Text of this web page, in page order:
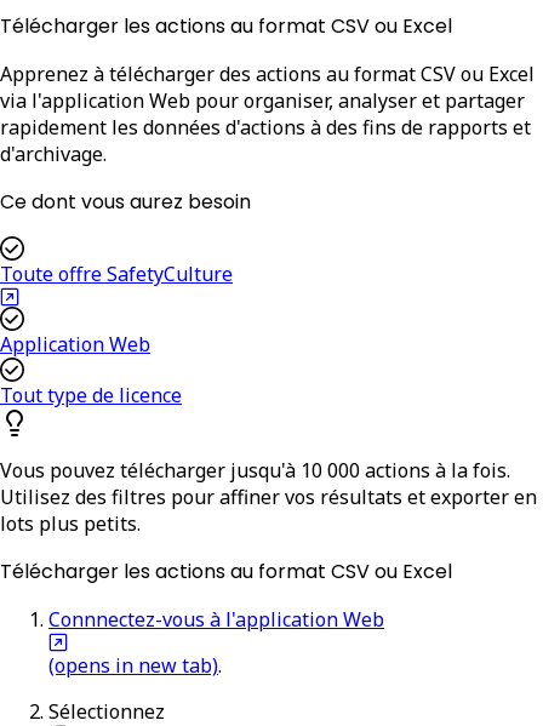
Télécharger les actions au format CSV ou Excel
Apprenez à télécharger des actions au format CSV ou Excel
via l'application Web pour organiser, analyser et partager
rapidement les données d'actions à des fins de rapports et
d'archivage.
Ce dont vous aurez besoin
Toute offre SafetyCulture
Application Web
Tout type de licence
Vous pouvez télécharger jusqu'à 10 000 actions à la fois.
Utilisez des filtres pour affiner vos résultats et exporter en
lots plus petits.
Télécharger les actions au format CSV ou Excel
Connnectez-vous à l'application Web
(opens in new tab).
Sélectionnez